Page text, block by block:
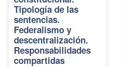
Tipología de las
sentencias.
Federalismo y
descentralización.
Responsabilidades
compartidas